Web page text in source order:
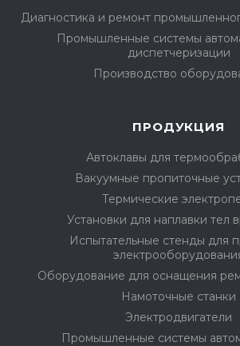
Диагностика и ремонт
Промышленные системы
диспетчеризации
Производство
ПРОДУКЦИЯ
Автоклавы для
Вакуумные пропиточные
Термические
Установки для наплавки тел
Испытательные стенды для
Оборудование для оснащения
Намоточные станки
Электродвигатели
Промышленные системы